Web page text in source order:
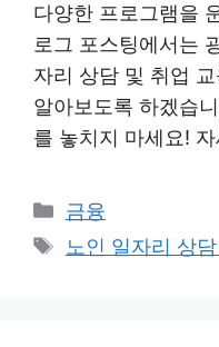
다양한 프로그램을
로그 포스팅에서는
자리 상담 및 취업
알아보도록 하겠습
를 놓치지 마세요!
Categories
금융
Tags
노인 일자리 상